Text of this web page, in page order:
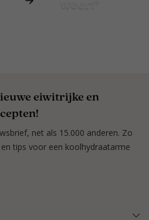
eiwitrijke en
net als 15.000 anderen. Zo
tips voor een koolhydraatarme